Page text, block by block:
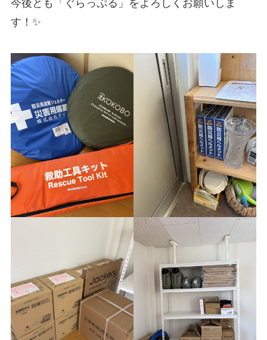
今後とも「ぐらっぷる」をよろしくお願いしま
す！✨